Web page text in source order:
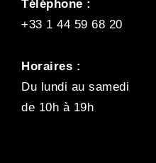
Téléphone :
+33 1 44 59 68 20
Horaires :
Du lundi au samedi
de 10h à 19h